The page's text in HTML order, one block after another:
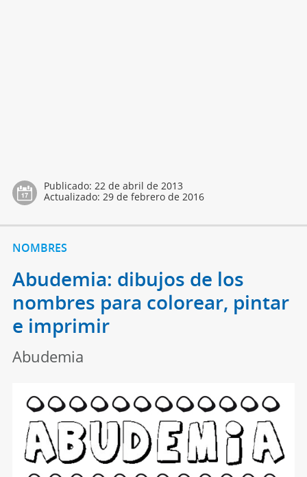
Publicado: 22 de abril de 2013
Actualizado: 29 de febrero de 2016
NOMBRES
Abudemia: dibujos de los
nombres para colorear, pintar
e imprimir
Abudemia